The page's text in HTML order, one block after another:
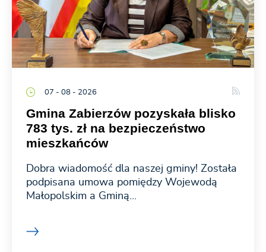
07 - 08 - 2026
Gmina Zabierzów pozyskała blisko
783 tys. zł na bezpieczeństwo
mieszkańców
Dobra wiadomość dla naszej gminy! Została
podpisana umowa pomiędzy Wojewodą
Małopolskim a Gminą...